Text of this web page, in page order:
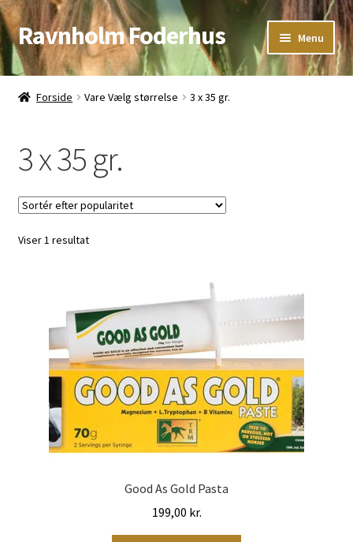
Spring
til
navigation
Spring
til
indhold
Ravnholm Foderhus Menu
Åbningstider
Forside Vare Vælg størrelse 3 x 35 gr.
3 x 35 gr.
Viser 1 resultat
Good As Gold Pasta
199,00 kr.